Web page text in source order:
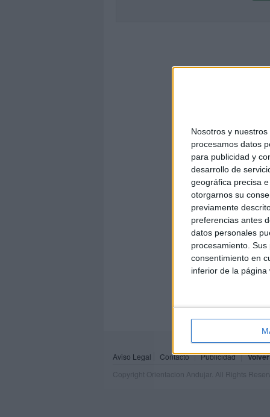
Nosotros y
procesamos datos
para publicidad y
desarrollo de
geográfica precisa
otorgarnos su
previamente
preferencias antes
datos personales
procesamiento.
consentimiento en
inferior de la página
Aviso Legal Contacto Publicidad
Copyright Orientacion Andujar. All Rights